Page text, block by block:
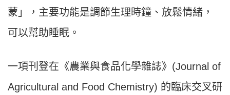
蒙」，主要功能是調節生理時鐘、放鬆情緒，
可以幫助睡眠。
一項刊登在《農業與食品化學雜誌》(Journal of
Agricultural and Food Chemistry) 的臨床交叉研